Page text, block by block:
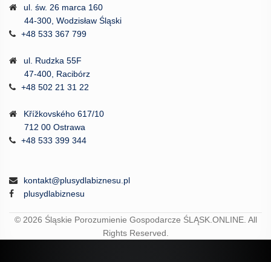
ul. św. 26 marca 160
44-300, Wodzisław Śląski
+48 533 367 799
ul. Rudzka 55F
47-400, Racibórz
+48 502 21 31 22
Křížkovského 617/10
712 00 Ostrawa
+48 533 399 344
kontakt@plusydlabiznesu.pl
plusydlabiznesu
© 2026 Śląskie Porozumienie Gospodarcze ŚLĄSK.ONLINE. All
Rights Reserved.